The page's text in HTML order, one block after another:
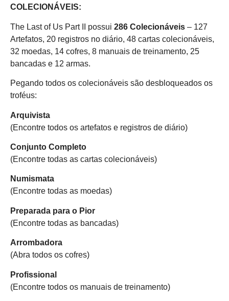
COLECIONÁVEIS:
The Last of Us Part II possui 286 Colecionáveis – 127
Artefatos, 20 registros no diário, 48 cartas colecionáveis,
32 moedas, 14 cofres, 8 manuais de treinamento, 25
bancadas e 12 armas.
Pegando todos os colecionáveis são desbloqueados os
troféus:
Arquivista
(Encontre todos os artefatos e registros de diário)
Conjunto Completo
(Encontre todas as cartas colecionáveis)
Numismata
(Encontre todas as moedas)
Preparada para o Pior
(Encontre todas as bancadas)
Arrombadora
(Abra todos os cofres)
Profissional
(Encontre todos os manuais de treinamento)